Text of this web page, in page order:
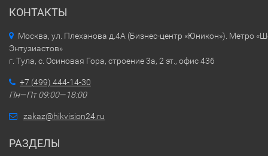
КОНТАКТЫ
Москва, ул. Плеханова д.4А (Бизнес-центр «Юникон»). Метро
Энтузиастов»
г. Тула, с. Осиновая Гора, строение 3а, 2 эт., офис 436
+7 (499) 444-14-30
Пн—Пт 09:00—18:00
zakaz@hikvision24.ru
РАЗДЕЛЫ